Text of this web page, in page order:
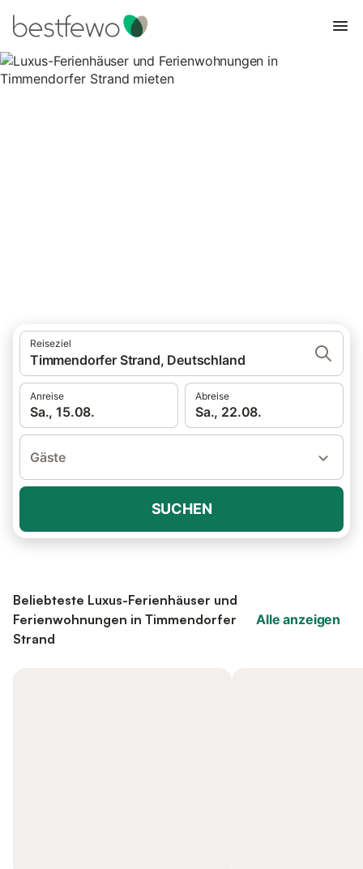
Reiseziel
Timmendorfer Strand, Deutschland
Anreise
Sa., 15.08.
Abreise
Sa., 22.08.
Gäste
SUCHEN
Beliebteste Luxus-Ferienhäuser und
Ferienwohnungen in Timmendorfer
Strand
Alle anzeigen